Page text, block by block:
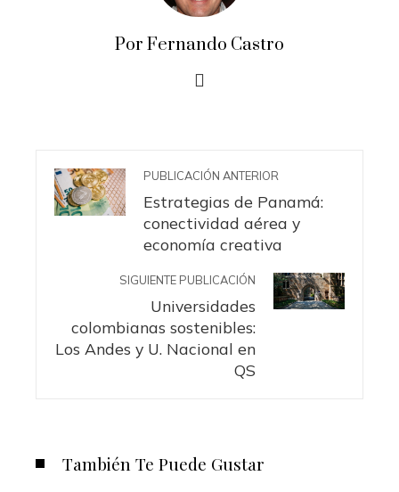
Por Fernando Castro
PUBLICACIÓN ANTERIOR
Estrategias de Panamá:
conectividad aérea y
economía creativa
SIGUIENTE PUBLICACIÓN
Universidades
colombianas sostenibles:
Los Andes y U. Nacional en
QS
También Te Puede Gustar